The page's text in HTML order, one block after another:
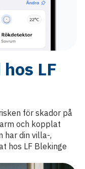
LF
för skador på
och kopplat
har din villa-,
hos LF Blekinge